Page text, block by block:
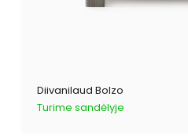
Diivanilaud Bolzo
Turime sandėlyje